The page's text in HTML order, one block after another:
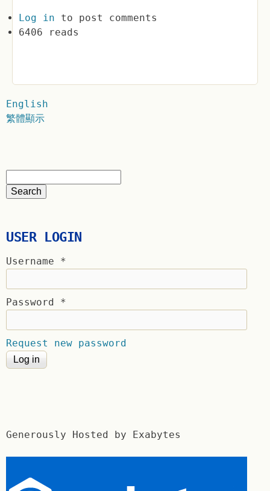
Log in to post comments
6406 reads
English
繁體顯示
USER LOGIN
Username *
Password *
Request new password
Generously Hosted by Exabytes